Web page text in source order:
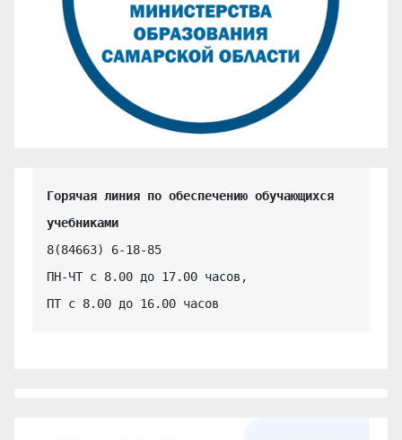
Горячая линия по обеспечению обучающихся
учебниками
8(84663) 6-18-85
ПН-ЧТ с 8.00 до 17.00 часов,
ПТ с 8.00 до 16.00 часов